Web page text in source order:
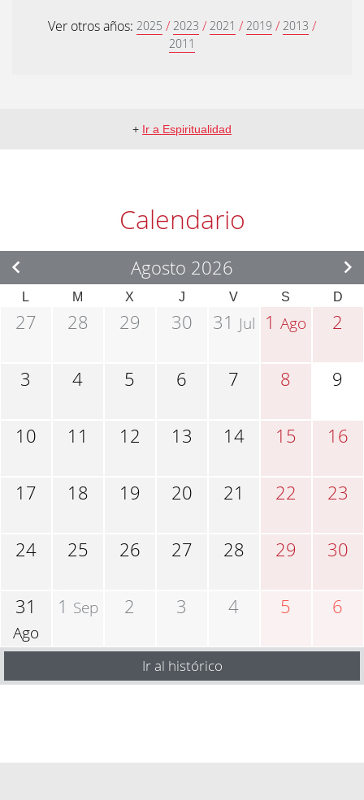
Ver otros años: 2025 / 2023 / 2021 / 2019 / 2013 /
2011
+ Ir a Espiritualidad
Calendario
Agosto 2026
L M X J V S D
27 28 29 30 31 Jul 1Ago 2
3 4 5 6 7 8 9
10 11 12 13 14 15 16
17 18 19 20 21 22 23
24 25 26 27 28 29 30
31
Ago
1 Sep 2 3 4 5 6
Ir al histórico